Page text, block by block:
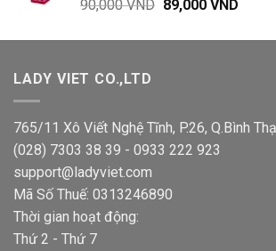
90,000VND Giá
là:
89,000 VNDGiá
tại
LADY VIET CO.,LTD
765/11 Xô Viết Nghệ Tĩnh, P.26, Q.Bình
(028) 7303 38 39 - 0933 222 923
support@ladyviet.com
Mã Số Thuế: 0313246890
Thời gian hoạt động:
Thứ 2 - Thứ 7